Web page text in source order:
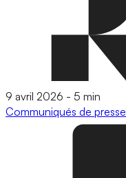
9 avril 2026 - 5 min
Communiqués de presse